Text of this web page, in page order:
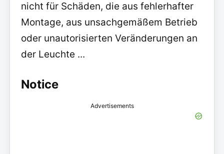
nicht für Schäden, die aus fehlerhafter
Montage, aus unsachgemäßem Betrieb
oder unautorisierten Veränderungen an
der Leuchte ...
Notice
Advertisements